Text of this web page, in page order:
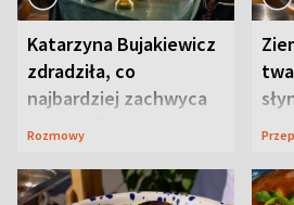
Katarzyna Bujakiewicz
zdradziła, co
najbardziej zachwyca
ją w Lublinie
Rozmowy